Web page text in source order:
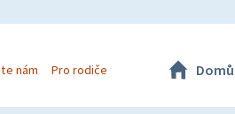
nám Pro rodiče Domů